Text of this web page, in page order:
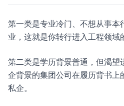
第一类是专业冷门、不想从事本
业，这就是你转行进入工程领域
第二类是学历背景普通，但渴望
企背景的集团公司在履历背书上
私企。